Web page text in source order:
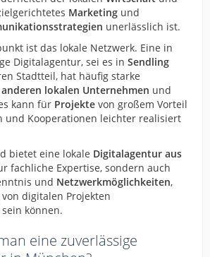
Marketing und
unerlässlich ist.
ist das lokale Netzwerk. Eine in
Digitalagentur, sei es in Sendling
Stadtteil, hat häufig starke
lokalen Unternehmen und
kann für Projekte von großem Vorteil
und Kooperationen leichter realisiert
bietet eine lokale Digitalagentur aus
fachliche Expertise, sondern auch
und Netzwerkmöglichkeiten,
digitalen Projekten
können.
eine zuverlässige